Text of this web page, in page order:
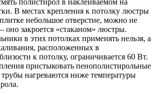
В местах крепления к потолку люстры
небольшое отверстие, можно не
оно закроется «стаканом» люстры.
в этих потолках применять нельзя, а
расположенных в
к потолку, ограничивается 60 Вт.
пристыковать пенополистирольные
нагреваются ниже температуры